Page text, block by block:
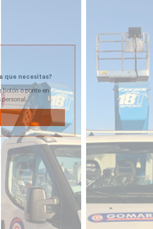
que necesitas?
botón o ponte en
personal.